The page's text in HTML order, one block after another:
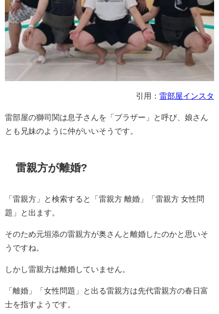
引用： 雷部屋インスタ
雷部屋の獅司関は息子さん を「ブラザー」と呼び、娘さん
とも兄妹のように仲がいいそうです。
雷親方が離婚?
「雷親方」と検索すると「雷親方 離婚」「雷親方 女性問
題」と出ます。
そのため元垣添の雷親方が奥さんと離婚したのかと思いそ
うですね。
しかし雷親方は離婚していません。
「離婚」「女性問題」と出る雷親方は先代雷親方の春日富
士を指すようです。